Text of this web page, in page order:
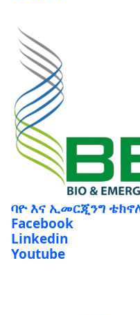
ባዮ እና ኢመርጂንግ
Facebook
Linkedin
Youtube